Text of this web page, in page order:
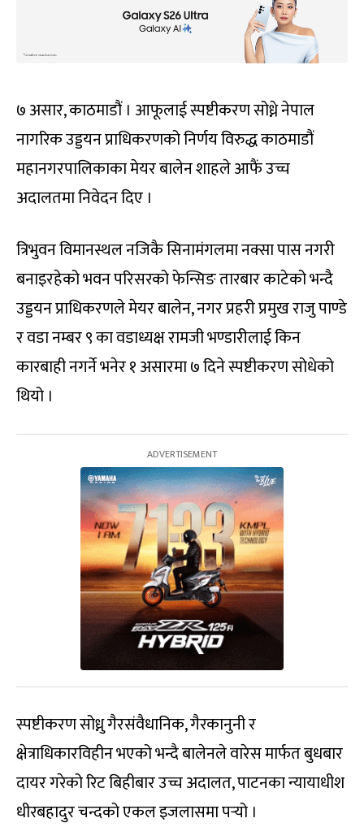
७ असार, काठमाडौं । आफूलाई स्पष्टीकरण सोध्ने नेपाल
नागरिक उड्डयन प्राधिकरणको निर्णय विरुद्ध काठमाडौं
महानगरपालिकाका मेयर बालेन शाहले आफैं उच्च
अदालतमा निवेदन दिए ।
त्रिभुवन विमानस्थल नजिकै सिनामंगलमा नक्सा पास नगरी
बनाइरहेको भवन परिसरको फेन्सिङ तारबार काटेको भन्दै
उड्डयन प्राधिकरणले मेयर बालेन, नगर प्रहरी प्रमुख राजु पाण्डे
र वडा नम्बर ९ का वडाध्यक्ष रामजी भण्डारीलाई किन
कारबाही नगर्ने भनेर १ असारमा ७ दिने स्पष्टीकरण सोधेको
थियो ।
स्पष्टीकरण सोध्नु गैरसंवैधानिक, गैरकानुनी र
क्षेत्राधिकारविहीन भएको भन्दै बालेनले वारेस मार्फत बुधबार
दायर गरेको रिट बिहीबार उच्च अदालत, पाटनका न्यायाधीश
धीरबहादुर चन्दको एकल इजलासमा पर्‍यो ।